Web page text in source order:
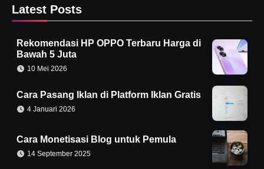
Latest Posts
Rekomendasi HP OPPO Terbaru Harga di
Bawah 5 Juta
10 Mei 2026
Cara Pasang Iklan di Platform Iklan Gratis
4 Januari 2026
Cara Monetisasi Blog untuk Pemula
14 September 2025